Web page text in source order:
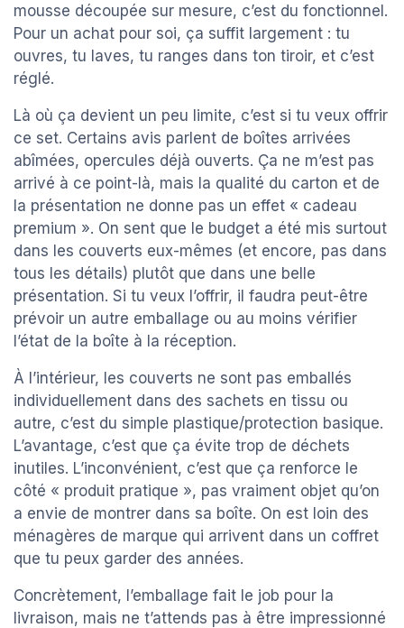
mousse découpée sur mesure, c’est du fonctionnel.
Pour un achat pour soi, ça suffit largement : tu
ouvres, tu laves, tu ranges dans ton tiroir, et c’est
réglé.
Là où ça devient un peu limite, c’est si tu veux offrir
ce set. Certains avis parlent de boîtes arrivées
abîmées, opercules déjà ouverts. Ça ne m’est pas
arrivé à ce point-là, mais la qualité du carton et de
la présentation ne donne pas un effet « cadeau
premium ». On sent que le budget a été mis surtout
dans les couverts eux-mêmes (et encore, pas dans
tous les détails) plutôt que dans une belle
présentation. Si tu veux l’offrir, il faudra peut-être
prévoir un autre emballage ou au moins vérifier
l’état de la boîte à la réception.
À l’intérieur, les couverts ne sont pas emballés
individuellement dans des sachets en tissu ou
autre, c’est du simple plastique/protection basique.
L’avantage, c’est que ça évite trop de déchets
inutiles. L’inconvénient, c’est que ça renforce le
côté « produit pratique », pas vraiment objet qu’on
a envie de montrer dans sa boîte. On est loin des
ménagères de marque qui arrivent dans un coffret
que tu peux garder des années.
Concrètement, l’emballage fait le job pour la
livraison, mais ne t’attends pas à être impressionné